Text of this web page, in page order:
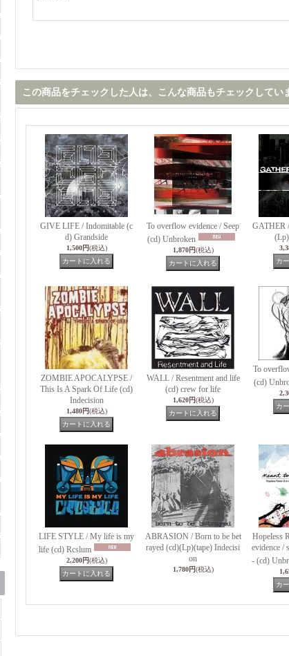
この商品をチェックした人は、こんな商品もチェックしてい
GIVE LIFE / Indomitable (c
d) Grandside
1,500円(税込)
To overflow evidence / Seep
(cd) Unbroken
1,870円(税込)
GATHER
ZOMBIE APOCALYPSE /
This Is A Spark Of Life (cd)
Indecision
1,480円(税込)
WALL / Resentment and life
(cd) crew for life
1,620円(税込)
To
(cd)
LIFE STYLE / My life is my
life (cd) Rcslum
2,200円(税込)
ABRASION / Born to be bet
rayed (cd)(Lp)(tape) Indecisi
on
1,780円(税込)
Hopeless
evidence /
- (cd)